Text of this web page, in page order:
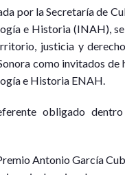
por la Secretaría de
e Historia (INAH),
justicia y
como invitados
e Historia ENAH.
obligado
Antonio García